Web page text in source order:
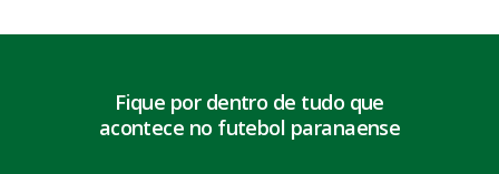
Fique por dentro de tudo que
acontece no futebol paranaense